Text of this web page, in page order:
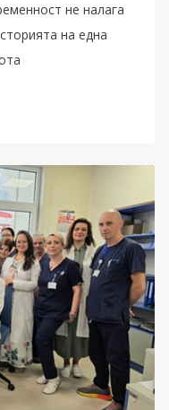
не налага
на една